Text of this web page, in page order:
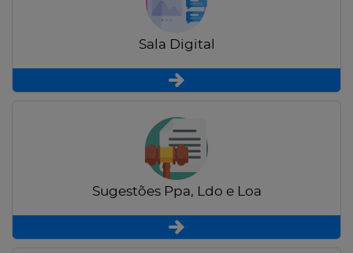
Sala Digital
Sugestões Ppa, Ldo e Loa